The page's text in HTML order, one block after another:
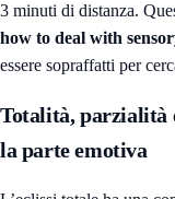
3 minuti di distanza.
how to deal with
essere sopraffatti per
Totalità, parzialità
la parte emotiva